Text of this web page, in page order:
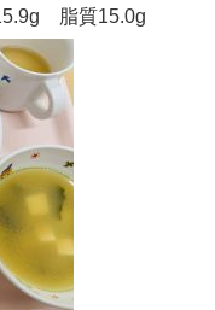
脂質15.0g